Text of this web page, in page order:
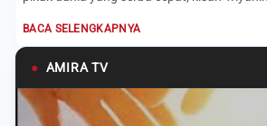
BACA SELENGKAPNYA
● AMIRA TV